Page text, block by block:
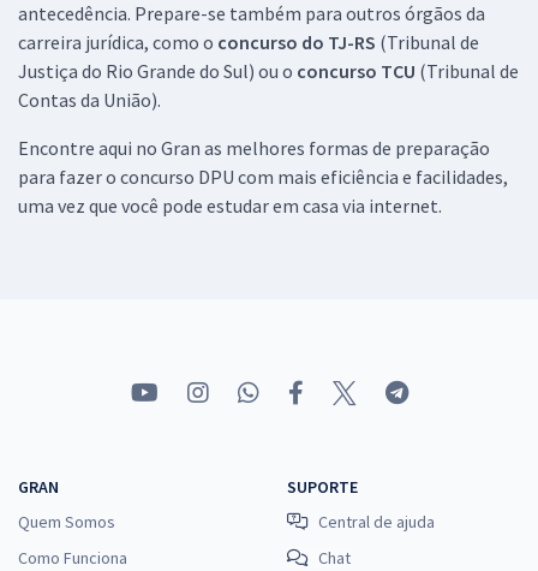
antecedência. Prepare-se também para outros órgãos da
carreira jurídica, como o concurso do TJ-RS (Tribunal de
Justiça do Rio Grande do Sul) ou o concurso TCU (Tribunal de
Contas da União).
Encontre aqui no Gran as melhores formas de preparação
para fazer o concurso DPU com mais eficiência e facilidades,
uma vez que você pode estudar em casa via internet.
GRAN
Quem Somos
Como Funciona
SUPORTE
Central de ajuda
Chat